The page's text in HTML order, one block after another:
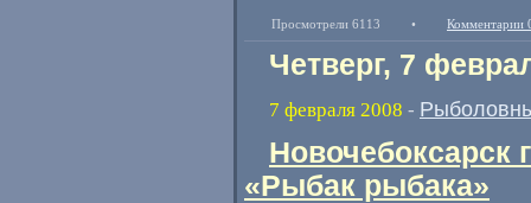
Просмотрели 6113 • Комментарии
Четверг, 7
7 февраля 2008 -
Новочебоксарск
«Рыбак рыбака»